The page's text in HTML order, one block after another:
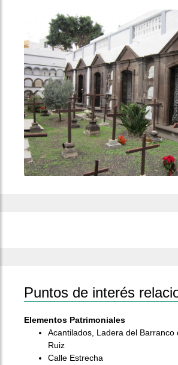
Previous
Puntos de interés
Elementos Patrimoniales
Acantilados, Ladera del Barranco
Ruiz
Calle Estrecha